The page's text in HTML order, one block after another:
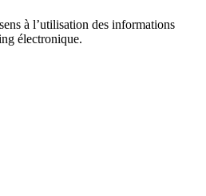
à l’utilisation des informations
électronique.